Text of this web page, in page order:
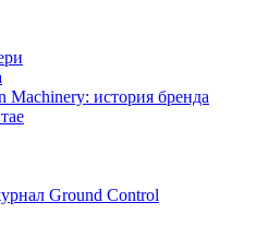
Machinery: история бренда
Ground Control